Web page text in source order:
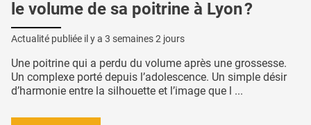
le volume de sa poitrine à Lyon ?
Actualité publiée il y a 3 semaines 2 jours
Une poitrine qui a perdu du volume après une grossesse.
Un complexe porté depuis l’adolescence. Un simple désir
d’harmonie entre la silhouette et l’image que l ...